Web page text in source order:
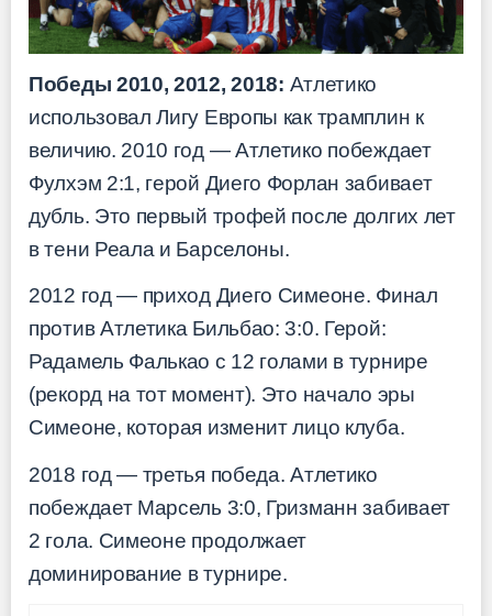
Победы 2010, 2012, 2018: Атлетико
использовал Лигу Европы как трамплин к
величию. 2010 год — Атлетико побеждает
Фулхэм 2:1, герой Диего Форлан забивает
дубль. Это первый трофей после долгих лет
в тени Реала и Барселоны.
2012 год — приход Диего Симеоне. Финал
против Атлетика Бильбао: 3:0. Герой:
Радамель Фалькао с 12 голами в турнире
(рекорд на тот момент). Это начало эры
Симеоне, которая изменит лицо клуба.
2018 год — третья победа. Атлетико
побеждает Марсель 3:0, Гризманн забивает
2 гола. Симеоне продолжает
доминирование в турнире.